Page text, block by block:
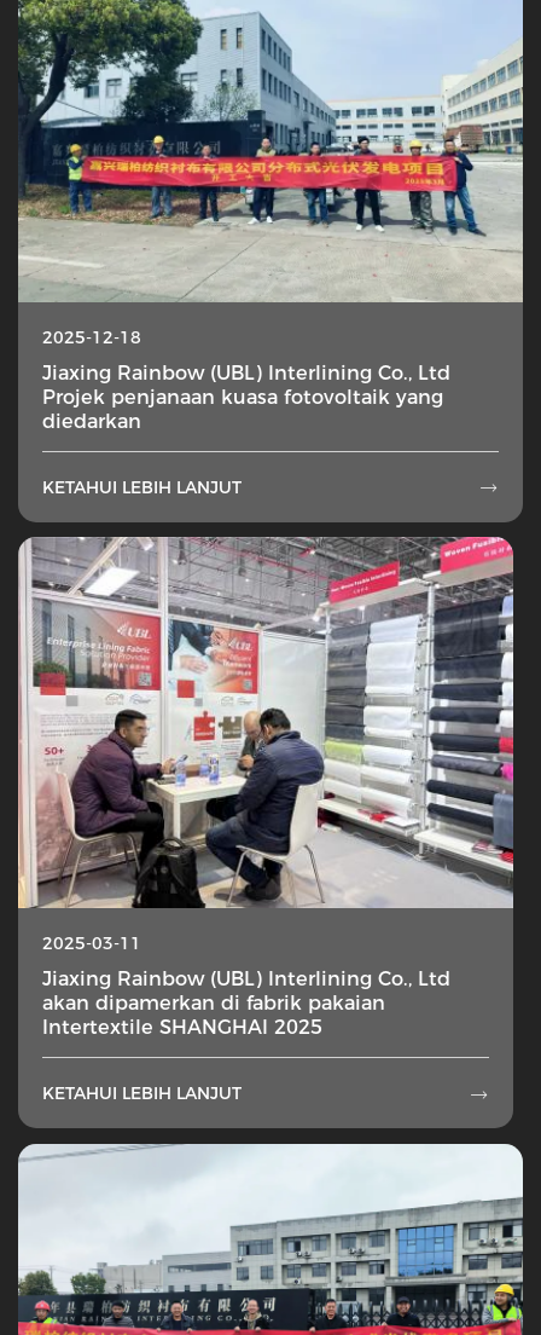
2025-12-18
Jiaxing Rainbow (UBL) Interlining Co., Ltd
Projek penjanaan kuasa fotovoltaik yang
diedarkan
KETAHUI LEBIH LANJUT 
2025-03-11
Jiaxing Rainbow (UBL) Interlining Co., Ltd
akan dipamerkan di fabrik pakaian
Intertextile SHANGHAI 2025
KETAHUI LEBIH LANJUT 